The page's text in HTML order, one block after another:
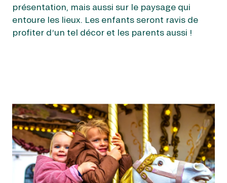
présentation, mais aussi sur le paysage qui
entoure les lieux. Les enfants seront ravis de
profiter d’un tel décor et les parents aussi !